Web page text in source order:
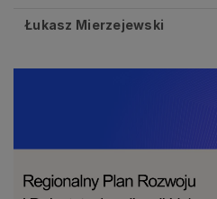
Łukasz Mierzejewski